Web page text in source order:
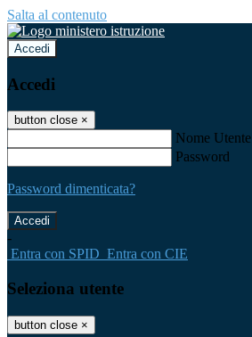
Salta al contenuto
Accedi
Accedi
button close ×
Nome Utente
Password
Password dimenticata?
-
Entra con SPID Entra con CIE
Seleziona utente
button close ×